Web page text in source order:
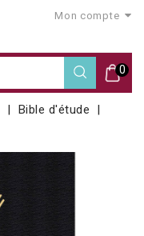
Mon compte
0
Bible d'étude